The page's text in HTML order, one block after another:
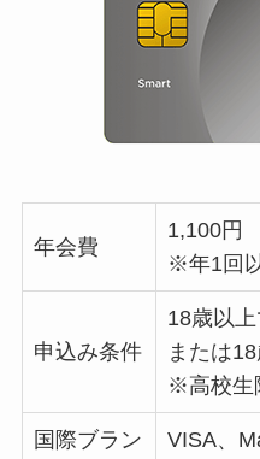
年会費
1,100円
※年1回
申込み条件
18歳以
または
※高校生
国際ブラン
VISA、